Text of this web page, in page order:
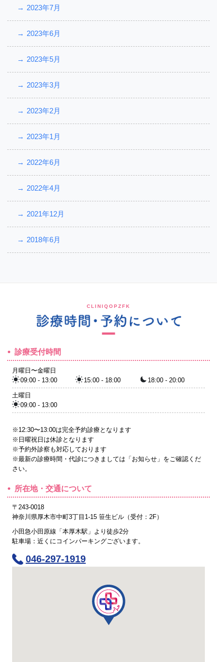
2023年7月
2023年6月
2023年5月
2023年3月
2023年2月
2023年1月
2022年6月
2022年4月
2021年12月
2018年6月
CLINIQOPZFK
診療受付時間
月曜日〜金曜日
09:00 - 13:00
15:00 - 18:00 18:00 - 20:00
土曜日
09:00 - 13:00
※12:30〜13:00は完全予約診療となります
※日曜祝日は休診となります
※予約外診察も対応しております
※最新の診療時間・代診につきましては「お知らせ」をご確認くだ
さい。
所在地・交通について
〒243-0018
神奈川県厚木市中町3丁目1-15 笹生ビル（受付：2F）
小田急小田原線「本厚木駅」より徒歩2分
駐車場：近くにコインパーキングございます。
046-297-1919